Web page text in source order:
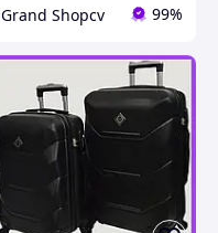
Grand Shopcv 99%